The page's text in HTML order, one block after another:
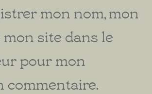
mon nom, mon
site dans le
pour mon
commentaire.